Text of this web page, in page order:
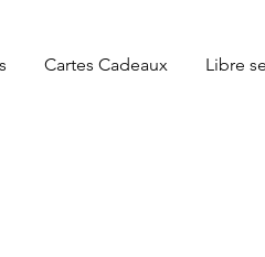
Cartes Cadeaux Libre